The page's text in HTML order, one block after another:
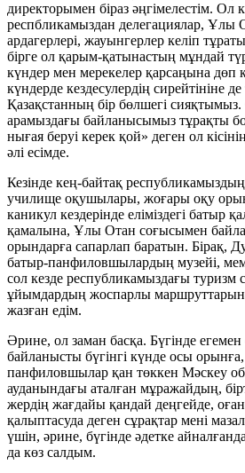
директорымен біраз әңгімелестім. Ол
респбликамыздан делегациялар, Ұлы
ардагерлері, жауынгерлер келіп
бірге ол қарым-қатынастың мұндай
күндер мен мерекелер қарсаңына дөп
күндерде кездесулердің сирейтініне
Қазақстанның бір бөлшегі
арамыздағы байланысымыз тұрақты
нығая беруі керек қой» деген ол
әлі есімде.
Кезінде кең-байтақ
училище оқушылары, жоғары оқу
каникул кездерінде еліміздегі батыр
қамалына, Ұлы Отан соғысымен
орындарға сапарлап баратын. Бірақ,
батыр-панфиловшылардың музейі,
сол кезде республикамыздағы туризм
ұйымдардың жоспарлы маршруттарына
жазған едім.
Әрине, ол заман басқа. Бүгінде
байланысты бүгінгі күнде осы
панфиловшылар қан төккен Мәскеу
ауданындағы аталған мұражайдың,
жердің жағдайы қандай деңгейде,
қалыптасуда деген сұрақтар мені
үшін, әрине, бүгінде әдетке
да көз салдым.